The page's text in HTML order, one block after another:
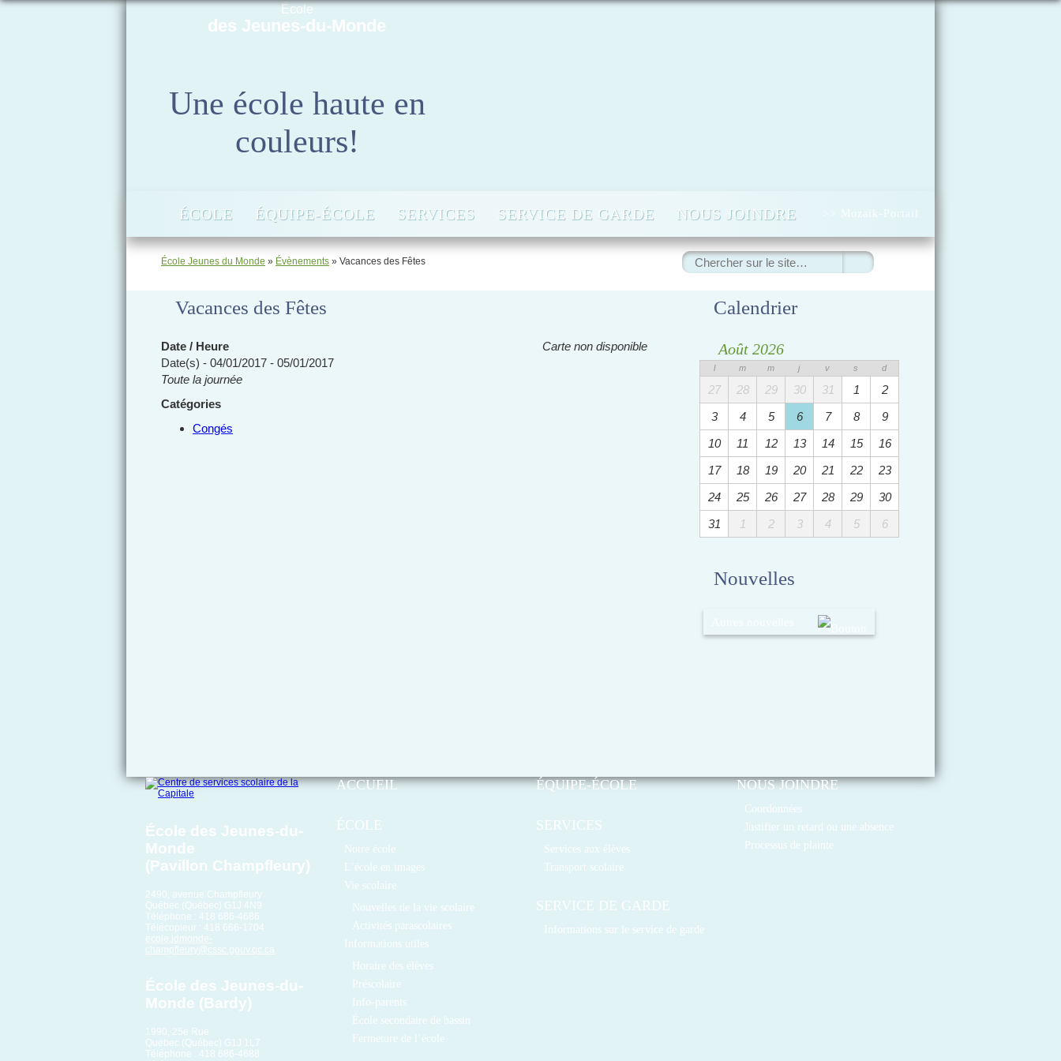
École
des Jeunes-du-Monde
Une école haute en
couleurs!
ÉCOLE ÉQUIPE-ÉCOLE SERVICES SERVICE DE GARDE NOUS JOINDRE >> Mozaïk-Portail
École Jeunes du Monde » Évènements » Vacances des Fêtes
Rechercher
:
Vacances des Fêtes
Carte non disponible
Date / Heure
Date(s) - 04/01/2017 - 05/01/2017
Toute la journée
Catégories
Congés
Calendrier
Août 2026
l m m j v s d
27 28 29 30 31 1
2
3
4 5 6 7 8
9
10
11 12 13 14 15
16
17
18 19 20 21 22
23
24
25 26 27 28 29
30
31
1 2 3 4 5 6
Nouvelles
École des Jeunes-du-
Monde
(Pavillon Champfleury)
2490, avenue Champfleury
Québec (Québec) G1J 4N9
Téléphone : 418 686-4686
Télécopieur : 418 666-1704
ecole.jdmonde-
champfleury@cssc.gouv.qc.ca
École des Jeunes-du-
Monde (Bardy)
1990, 25e Rue
Québec (Québec) G1J 1L7
Téléphone : 418 686-4688
ACCUEIL
ÉCOLE
Notre école
L’école en images
Vie scolaire
Nouvelles de la vie scolaire
Activités parascolaires
Informations utiles
Horaire des élèves
Préscolaire
Info-parents
École secondaire de bassin
Fermeture de l’école
ÉQUIPE-ÉCOLE
SERVICES
Services aux élèves
Transport scolaire
SERVICE DE GARDE
Informations sur le service de garde
NOUS JOINDRE
Coordonnées
Justifier un retard ou une absence
Processus de plainte